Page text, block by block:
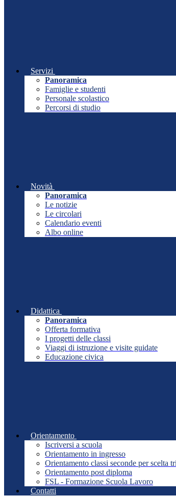
Servizi
Panoramica
Famiglie e studenti
Personale scolastico
Percorsi di studio
Novità
Panoramica
Le notizie
Le circolari
Calendario eventi
Albo online
Didattica
Panoramica
Offerta formativa
I progetti delle classi
Viaggi di istruzione e visite guidate
Educazione civica
Orientamento
Iscriversi a scuola
Orientamento in ingresso
Orientamento classi seconde per scelta
Orientamento post diploma
FSL - Formazione Scuola Lavoro
Contatti